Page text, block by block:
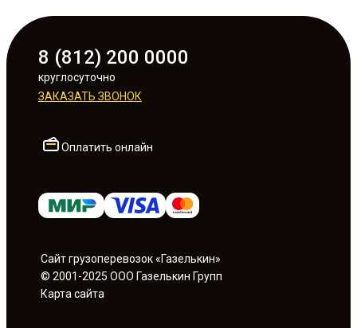
8 (812) 200 0000
круглосуточно
ЗАКАЗАТЬ ЗВОНОК
Оплатить онлайн
Сайт грузоперевозок «Газелькин»
© 2001-2025 ООО Газелькин Групп
Карта сайта